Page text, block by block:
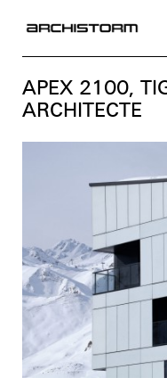
Actualités
Réalisations
Chroniques
Produits
Événements
Zoom sur...
Instagram
APEX 2100,
ARCHITECTE